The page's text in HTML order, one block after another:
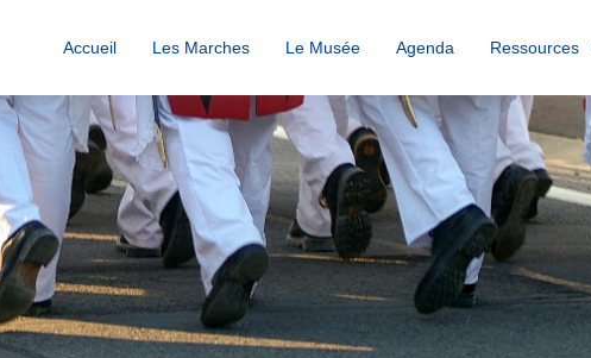
Accueil Les Marches Le Musée Agenda Ressources